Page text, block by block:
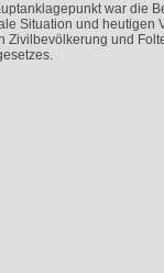
war die
Situation und heutigen
und